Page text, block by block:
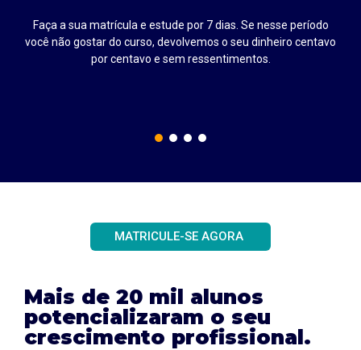
Faça a sua matrícula e estude por 7 dias. Se nesse período
você não gostar do curso, devolvemos o seu dinheiro centavo
por centavo e sem ressentimentos.
MATRICULE-SE AGORA
Mais de 20 mil alunos
potencializaram o seu
crescimento profissional.